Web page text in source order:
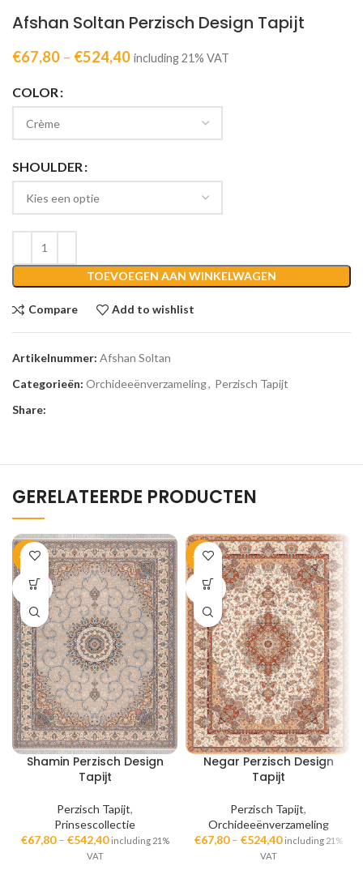
Afshan Soltan Perzisch Design Tapijt
€67,80 – €524,40 including 21% VAT
COLOR
SHOULDER
TOEVOEGEN AAN WINKELWAGEN
Compare Add to wishlist
Artikelnummer: Afshan Soltan
Categorieën: Orchideeënverzameling, Perzisch Tapijt
Share:
GERELATEERDE PRODUCTEN
-33%
SOLD
OUT
Shamin Perzisch Design
Tapijt
Perzisch Tapijt,
Prinsescollectie
€67,80– €542,40 including 21%
VAT
-35%
SOLD
OUT
Negar Perzisch Design
Tapijt
Perzisch Tapijt,
Orchideeënverzameling
€67,80– €524,40 including 21%
VAT